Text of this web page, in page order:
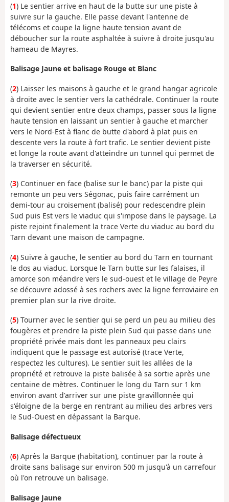
(1) Le sentier arrive en haut de la butte sur une piste à
suivre sur la gauche. Elle passe devant l'antenne de
télécoms et coupe la ligne haute tension avant de
déboucher sur la route asphaltée à suivre à droite jusqu'au
hameau de Mayres.
Balisage Jaune et balisage Rouge et Blanc
(2) Laisser les maisons à gauche et le grand hangar agricole
à droite avec le sentier vers la cathédrale. Continuer la route
qui devient sentier entre deux champs, passer sous la ligne
haute tension en laissant un sentier à gauche et marcher
vers le Nord-Est à flanc de butte d'abord à plat puis en
descente vers la route à fort trafic. Le sentier devient piste
et longe la route avant d'atteindre un tunnel qui permet de
la traverser en sécurité.
(3) Continuer en face (balise sur le banc) par la piste qui
remonte un peu vers Ségonac, puis faire carrément un
demi-tour au croisement (balisé) pour redescendre plein
Sud puis Est vers le viaduc qui s'impose dans le paysage. La
piste rejoint finalement la trace Verte du viaduc au bord du
Tarn devant une maison de campagne.
(4) Suivre à gauche, le sentier au bord du Tarn en tournant
le dos au viaduc. Lorsque le Tarn butte sur les falaises, il
amorce son méandre vers le sud-ouest et le village de Peyre
se découvre adossé à ses rochers avec la ligne ferroviaire en
premier plan sur la rive droite.
(5) Tourner avec le sentier qui se perd un peu au milieu des
fougères et prendre la piste plein Sud qui passe dans une
propriété privée mais dont les panneaux peu clairs
indiquent que le passage est autorisé (trace Verte,
respectez les cultures). Le sentier suit les allées de la
propriété et retrouve la piste balisée à sa sortie après une
centaine de mètres. Continuer le long du Tarn sur 1 km
environ avant d'arriver sur une piste gravillonnée qui
s'éloigne de la berge en rentrant au milieu des arbres vers
le Sud-Ouest en dépassant la Barque.
Balisage défectueux
(6) Après la Barque (habitation), continuer par la route à
droite sans balisage sur environ 500 m jusqu'à un carrefour
où l'on retrouve un balisage.
Balisage Jaune